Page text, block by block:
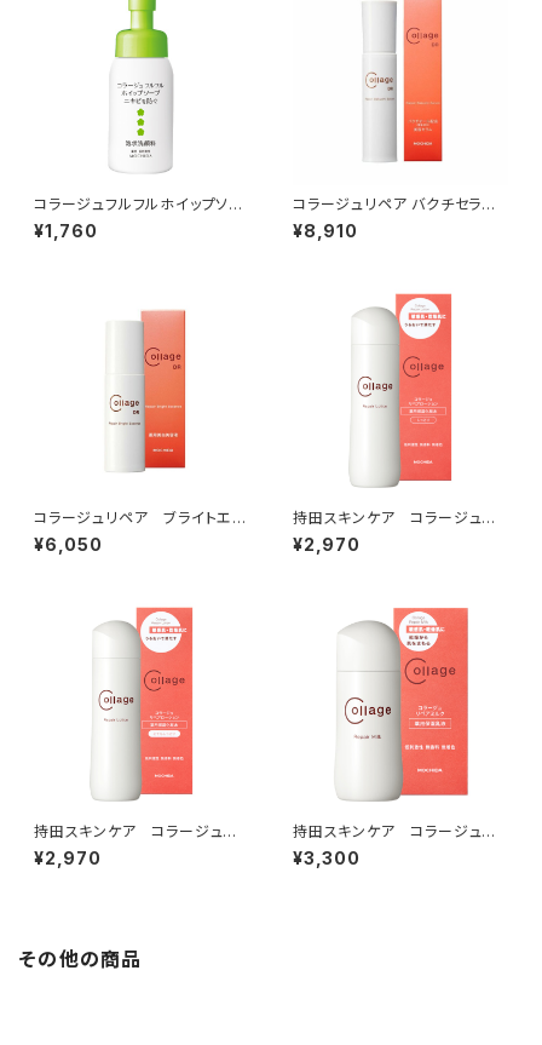
コラージュフルフルホイップソー
プ 160mL
¥1,760
コラージュリペア バクチセラムD
R
¥8,910
コラージュリペア ブライトエッ
センスＤＲ
¥6,050
持田スキンケア コラージュ
リペアローション（しっとり）
¥2,970
持田スキンケア コラージュ
リペアローション（とてもしっと
り）
¥2,970
持田スキンケア コラージュ
リペアミルク
¥3,300
その他の商品